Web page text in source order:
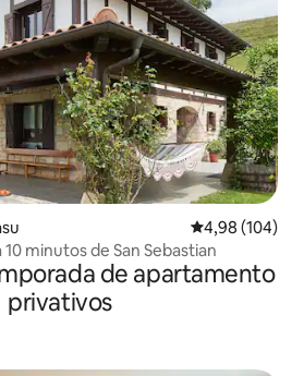
4,98 de uma
4,98 (104)
minutos de San Sebastian
de apartamento
privativos